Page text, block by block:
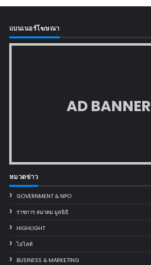
แบนเนอร์โฆษณา
AD BANNER
หมวดข่าว
GOVERNMENT & NPO
ราชการ สมาคม มูลนิธิ
HIGHLIGHT
ไฮไลท์
BUSINESS & MARKETING